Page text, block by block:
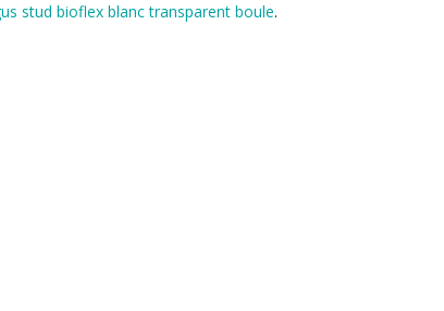
stud bioflex blanc transparent boule.